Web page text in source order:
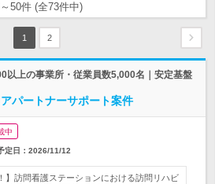
50件 (全73件中)
1 2
以上の事業所・従業員数5,000名｜安定基盤
パートナーサポート案件
中
定日： 2026/11/12
】訪問看護ステーションにおける訪問リハビ